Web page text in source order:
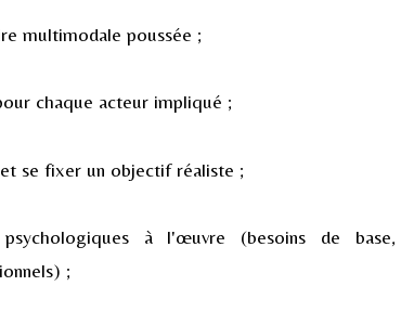
multimodale poussée ;
chaque acteur impliqué ;
se fixer un objectif réaliste ;
à l'œuvre (besoins de base,
;